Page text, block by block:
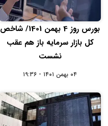
بورس روز 4 بهمن 1401/ شاخص
کل بازار سرمایه باز هم عقب
نشست
۰۴ بهمن ۱۴۰۱ - ۱۹:۳۶